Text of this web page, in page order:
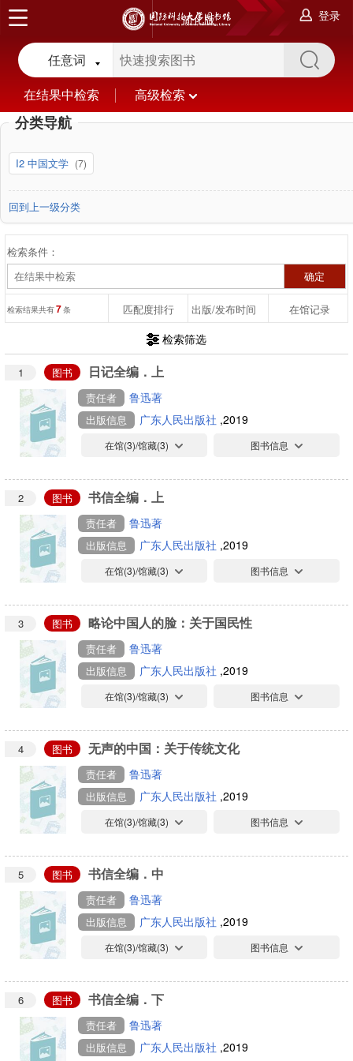
登录
简化版
任意词
在结果中检索
高级检索
分类导航
I2 中国文学 (7)
回到上一级分类
检索条件：
检索结果共有7条 匹配度排行 出版/发布时间 在馆记录
检索筛选
1 图书 日记全编．上
责任者 鲁迅著
出版信息 广东人民出版社 ,2019
在馆(3)/馆藏(3) 图书信息
2 图书 书信全编．上
责任者 鲁迅著
出版信息 广东人民出版社 ,2019
在馆(3)/馆藏(3) 图书信息
3 图书 略论中国人的脸：关于国民性
责任者 鲁迅著
出版信息 广东人民出版社 ,2019
在馆(3)/馆藏(3) 图书信息
4 图书 无声的中国：关于传统文化
责任者 鲁迅著
出版信息 广东人民出版社 ,2019
在馆(3)/馆藏(3) 图书信息
5 图书 书信全编．中
责任者 鲁迅著
出版信息 广东人民出版社 ,2019
在馆(3)/馆藏(3) 图书信息
6 图书 书信全编．下
责任者 鲁迅著
出版信息 广东人民出版社 ,2019